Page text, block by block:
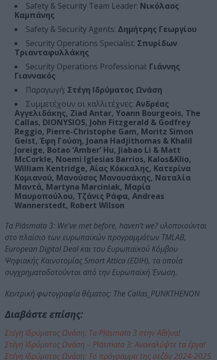
Safety & Security Team Leader: Νικόλαος
Καμπάνης
Safety & Security Agents: Δημήτρης Γεωργίου
Security Operations Specialist: Σπυρίδων
Τριανταφυλλάκης
Security Operations Professional: Γιάννης
Γιαννακός
Παραγωγή: Στέγη Ιδρύματος Ωνάση
Συμμετέχουν οι καλλιτέχνες: Ανδρέας
Αγγελιδάκης, Ziad Antar, Yoann Bourgeois, The
Callas, DIONYSIOS, John Fitzgerald & Godfrey
Reggio, Pierre-Christophe Gam, Moritz Simon
Geist, Έφη Γούση, Joana Hadjithomas & Khalil
Joreige, Botao ‘Amber’ Hu, Jiabao Li & Matt
McCorkle, Noemi Iglesias Barrios, Kalos&Klio,
William Kentridge, Αίας Κόκκαλης, Κατερίνα
Κομιανού, Μανούσος Μανουσάκης, Ναταλία
Μαντά, Martyna Marciniak, Μαρία
Μαυροπούλου, Τζάνις Ράφα, Andreas
Wannerstedt, Robert Wilson
Τα Plásmata 3: We’ve met before, haven’t we? υλοποιούνται
στο πλαίσιο των ευρωπαϊκών προγραμμάτων TMLAB,
European Digital Deal και του Ευρωπαϊκού Κόμβου
Ψηφιακής Καινοτομίας Smart Attica (EDIH), τα οποία
συγχρηματοδοτούνται από την Ευρωπαϊκή Ένωση.
Κεντρική φωτογραφία θέματος: The Callas_PUNKTHENON
Διαβάστε επίσης:
Στέγη Ιδρύματος Ωνάση: Τα Plásmata 3 στην Αθήνα!
Στέγη Ιδρύματος Ωνάση – Plásmata 3: Ανακαλύψτε τα έργα!
Στέγη Ιδρύματος Ωνάση: Το πρόγραμμα της σεζόν 2024-2025